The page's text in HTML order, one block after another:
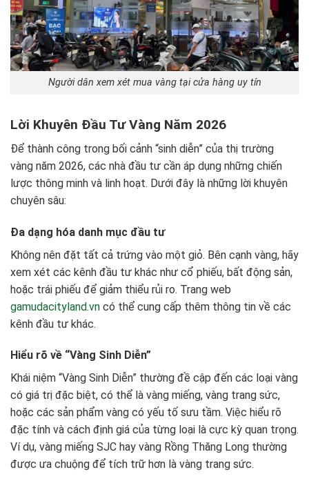
Người dân xem xét mua vàng tại cửa hàng uy tín
Lời Khuyên Đầu Tư Vàng Năm 2026
Để thành công trong bối cảnh “sinh diễn” của thị trường
vàng năm 2026, các nhà đầu tư cần áp dụng những chiến
lược thông minh và linh hoạt. Dưới đây là những lời khuyên
chuyên sâu:
Đa dạng hóa danh mục đầu tư
Không nên đặt tất cả trứng vào một giỏ. Bên cạnh vàng, hãy
xem xét các kênh đầu tư khác như cổ phiếu, bất động sản,
hoặc trái phiếu để giảm thiểu rủi ro. Trang web
gamudacityland.vn có thể cung cấp thêm thông tin về các
kênh đầu tư khác.
Hiểu rõ về “Vàng Sinh Diễn”
Khái niệm “Vàng Sinh Diễn” thường đề cập đến các loại vàng
có giá trị đặc biệt, có thể là vàng miếng, vàng trang sức,
hoặc các sản phẩm vàng có yếu tố sưu tầm. Việc hiểu rõ
đặc tính và cách định giá của từng loại là cực kỳ quan trọng.
Ví dụ, vàng miếng SJC hay vàng Rồng Thăng Long thường
được ưa chuộng để tích trữ hơn là vàng trang sức.